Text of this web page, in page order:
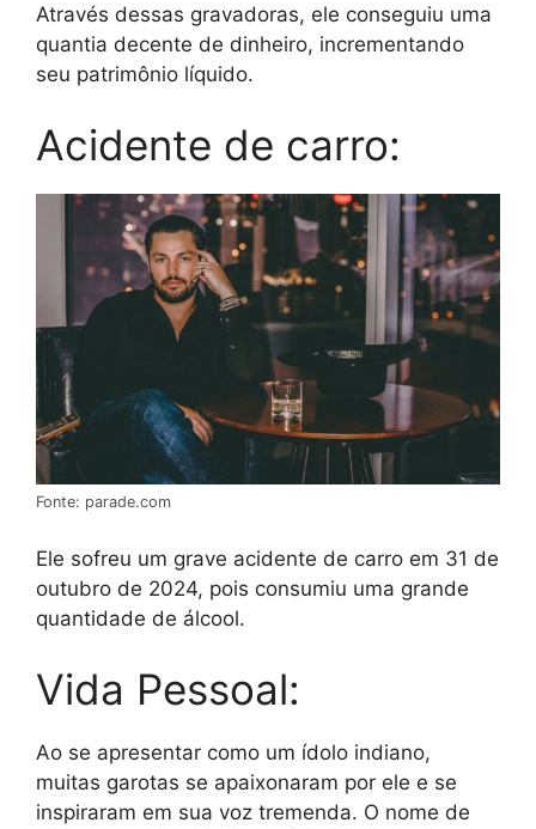
Através dessas gravadoras, ele conseguiu uma
quantia decente de dinheiro, incrementando
seu patrimônio líquido.
Acidente de carro:
Fonte: parade.com
Ele sofreu um grave acidente de carro em 31 de
outubro de 2024, pois consumiu uma grande
quantidade de álcool.
Vida Pessoal:
Ao se apresentar como um ídolo indiano,
muitas garotas se apaixonaram por ele e se
inspiraram em sua voz tremenda. O nome de